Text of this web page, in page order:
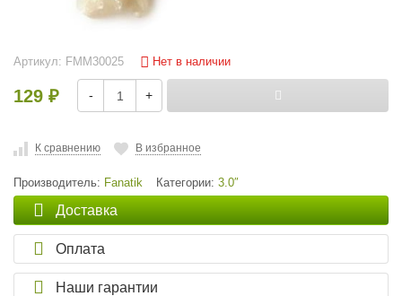
Артикул: FMM30025 Нет в наличии
129 ₽ - +
К сравнению В избранное
Производитель: Fanatik Категории: 3.0″
Доставка
Оплата
Наши гарантии